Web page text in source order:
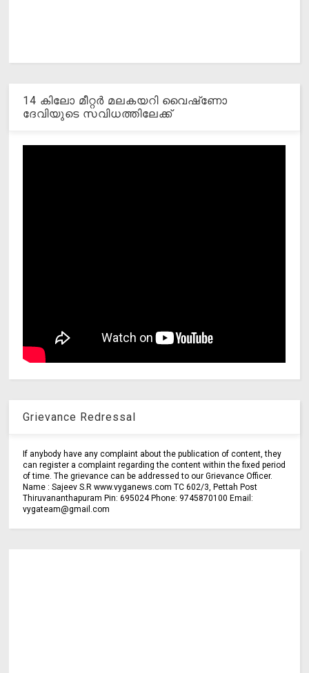
14 കിലോ മീറ്റര്‍ മലകയറി വൈഷ്‌ണോ
ദേവിയുടെ സവിധത്തിലേക്ക്
Grievance Redressal
If anybody have any complaint about the publication of content, they
can register a complaint regarding the content within the fixed period
of time. The grievance can be addressed to our Grievance Officer.
Name : Sajeev S.R www.vyganews.com TC 602/3, Pettah Post
Thiruvananthapuram Pin: 695024 Phone: 9745870100 Email:
vygateam@gmail.com